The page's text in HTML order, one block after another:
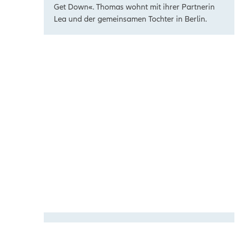
Get Down«. Thomas wohnt mit ihrer Partnerin
Lea und der gemeinsamen Tochter in Berlin.